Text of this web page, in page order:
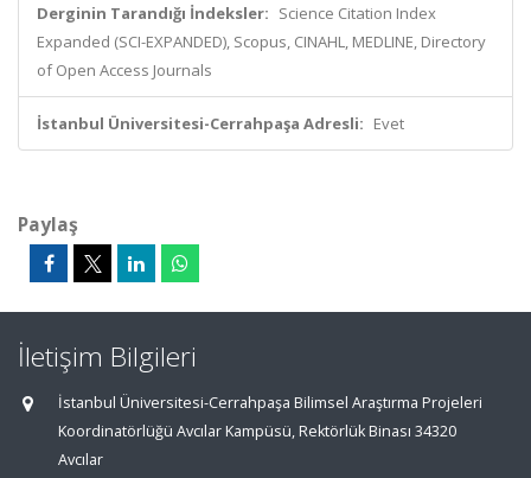
Derginin Tarandığı İndeksler: Science Citation Index
Expanded (SCI-EXPANDED), Scopus, CINAHL, MEDLINE, Directory
of Open Access Journals
İstanbul Üniversitesi-Cerrahpaşa Adresli: Evet
Paylaş
İletişim Bilgileri
İstanbul Üniversitesi-Cerrahpaşa Bilimsel Araştırma Projeleri
Koordinatörlüğü Avcılar Kampüsü, Rektörlük Binası 34320
Avcılar